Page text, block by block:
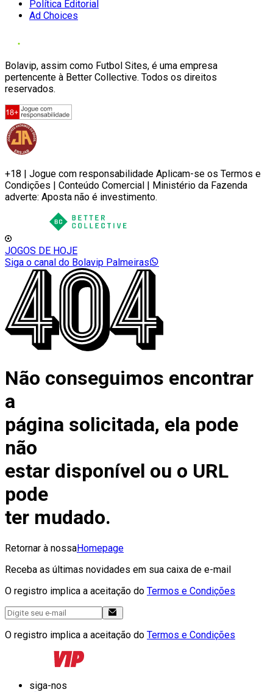
Política Editorial
Ad Choices
Bolavip, assim como Futbol Sites, é uma empresa
pertencente à Better Collective. Todos os direitos
reservados.
+18 | Jogue com responsabilidade Aplicam-se os Termos e
Condições | Conteúdo Comercial | Ministério da Fazenda
adverte: Aposta não é investimento.
JOGOS DE HOJE
Siga o canal do Bolavip Palmeiras
Não conseguimos encontrar
a
página solicitada, ela pode
não
estar disponível ou o URL
pode
ter mudado.
Retornar à nossaHomepage
Receba as últimas novidades em sua caixa de e-mail
O registro implica a aceitação do Termos e Condições
O registro implica a aceitação do Termos e Condições
siga-nos